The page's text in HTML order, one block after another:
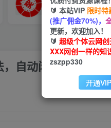
会员专属推广链接
，自动闭环成交，
🔰 本站VIP 限时特
(推广佣金70%)，
更新，欢迎加入！
🔰 超级个体云网
XXX网创一样的知
zszpp330
开通